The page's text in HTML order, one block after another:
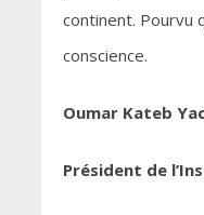
continent. Pourvu
conscience.
Oumar Kateb
Président de